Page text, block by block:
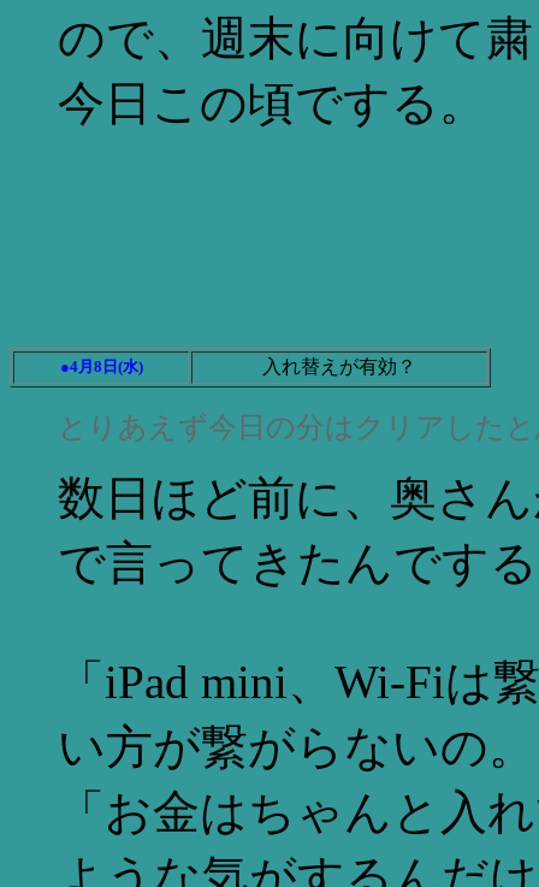
ので、週末に向けて
今日この頃でする。
●4月8日(水) 入れ替えが有効？
とりあえず今日の分はクリアした
数日ほど前に、奥さ
で言ってきたんです
「iPad mini、Wi-Fiは
い方が繋がらないの
「お金はちゃんと入